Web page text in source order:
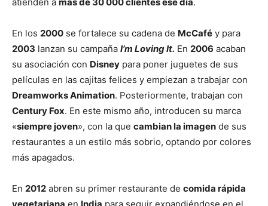
En los 2000 se fortalece su cadena de McCafé y para
2003 lanzan su campaña I’m Loving It. En 2006 acaban
su asociación con Disney para poner juguetes de sus
películas en las cajitas felices y empiezan a trabajar con
Dreamworks Animation. Posteriormente, trabajan con
Century Fox. En este mismo año, introducen su marca
«siempre joven», con la que cambian la imagen de sus
restaurantes a un estilo más sobrio, optando por colores
más apagados.
En 2012 abren su primer restaurante de comida rápida